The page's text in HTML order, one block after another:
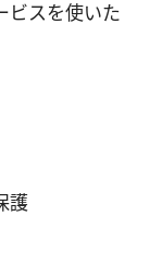
ビスを使いた
護